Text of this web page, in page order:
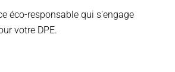
éco-responsable qui s'engage
votre DPE.